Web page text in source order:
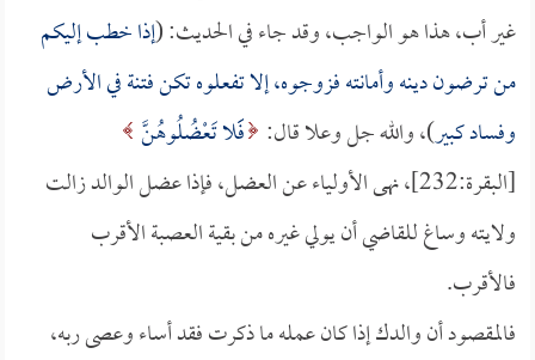
غير أب، هذا هو الواجب، وقد جاء في الحديث: (إذا خطب إليكم
من ترضون دينه وأمانته فزوجوه، إلا تفعلوه تكن فتنة في الأرض
وفساد كبير)، والله جل وعلا قال: فََلا تَعْضُلُوهُنَّ
[البقرة:232]، نهى الأولياء عن العضل، فإذا عضل الوالد زالت
ولايته وساغ للقاضي أن يولي غيره من بقية العصبة الأقرب
فالأقرب.
فالمقصود أن والدك إذا كان عمله ما ذكرت فقد أساء وعصى ربه،